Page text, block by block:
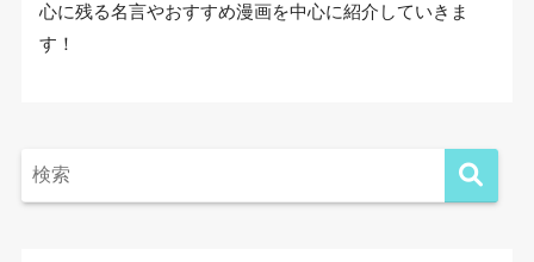
心に残る名言やおすすめ漫画を中心に紹介していきま
す！